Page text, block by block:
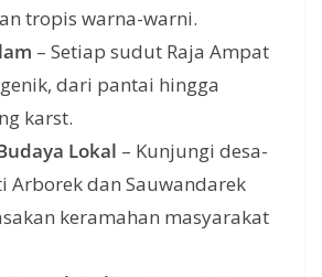
tropis warna-warni.
– Setiap sudut Raja Ampat
dari pantai hingga
karst.
Lokal – Kunjungi desa-
Arborek dan Sauwandarek
keramahan masyarakat